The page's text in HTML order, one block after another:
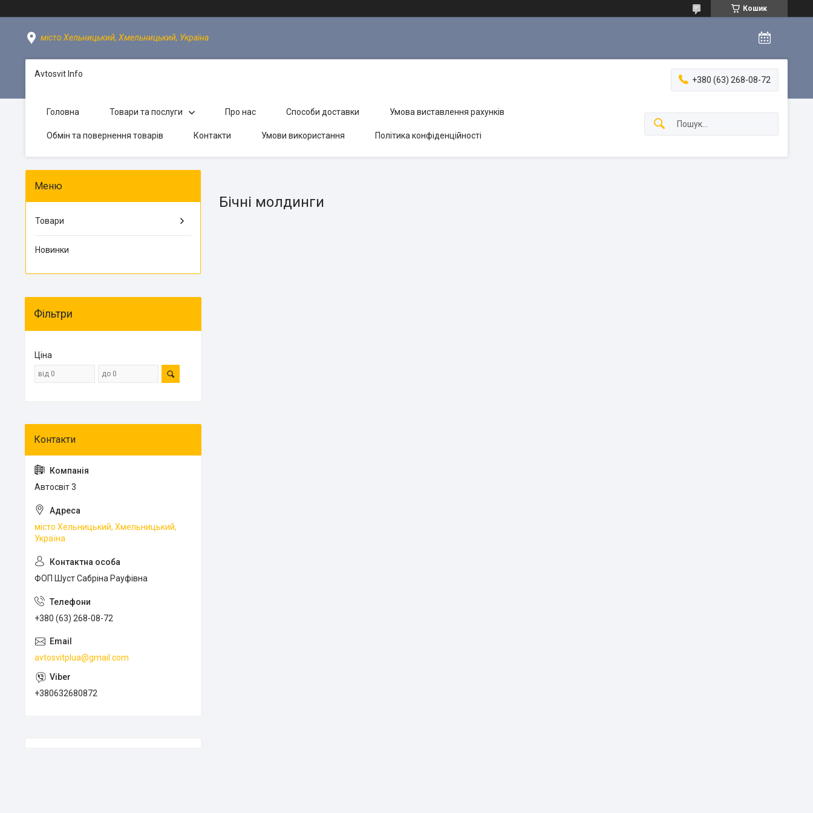
Кошик
місто Хельницький, Хмельницький, Україна
Avtosvit Info
+380 (63) 268-08-72
Головна Товари та послуги Про нас Способи доставки Умова виставлення рахунків
Обмін та повернення товарів Контакти Умови використання Політика конфіденційності
Бічні молдинги
Товари
Новинки
Фільтри
Ціна
Автосвіт 3
місто Хельницький, Хмельницький,
Україна
ФОП Шуст Сабріна Рауфівна
+380 (63) 268-08-72
avtosvitplua@gmail.com
+380632680872